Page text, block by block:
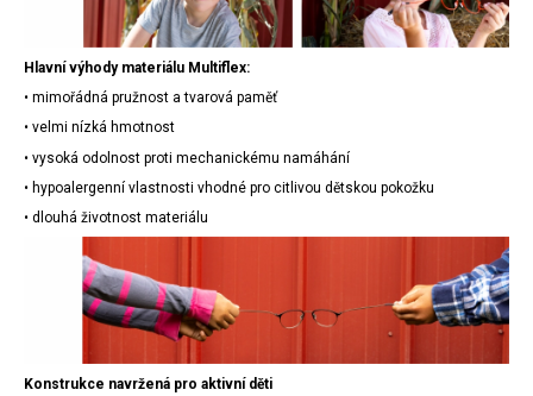
Hlavní výhody materiálu Multiflex:
• mimořádná pružnost a tvarová paměť
• velmi nízká hmotnost
• vysoká odolnost proti mechanickému namáhání
• hypoalergenní vlastnosti vhodné pro citlivou dětskou pokožku
• dlouhá životnost materiálu
Konstrukce navržená pro aktivní děti